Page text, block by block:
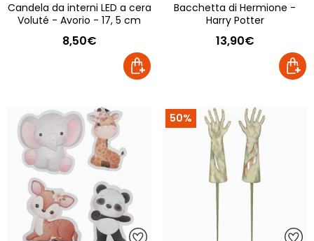
Candela da interni LED a cera
Voluté - Avorio - 17, 5 cm
8,50€
Bacchetta di Hermione -
Harry Potter
13,90€
50%